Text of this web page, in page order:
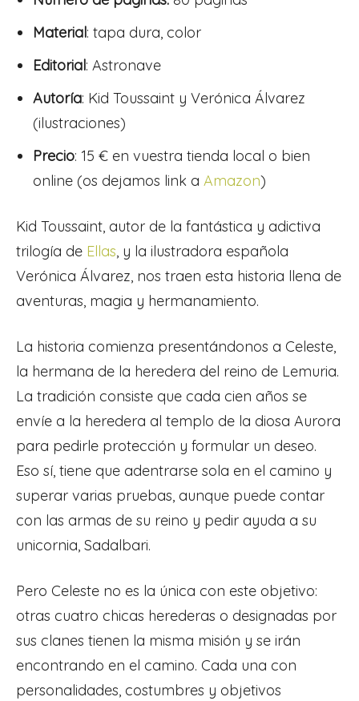
Material: tapa dura, color
Editorial: Astronave
Autoría: Kid Toussaint y Verónica Álvarez
(ilustraciones)
Precio: 15 € en vuestra tienda local o bien
online (os dejamos link a Amazon)
Kid Toussaint, autor de la fantástica y adictiva
trilogía de Ellas, y la ilustradora española
Verónica Álvarez, nos traen esta historia llena de
aventuras, magia y hermanamiento.
La historia comienza presentándonos a Celeste,
la hermana de la heredera del reino de Lemuria.
La tradición consiste que cada cien años se
envíe a la heredera al templo de la diosa Aurora
para pedirle protección y formular un deseo.
Eso sí, tiene que adentrarse sola en el camino y
superar varias pruebas, aunque puede contar
con las armas de su reino y pedir ayuda a su
unicornia, Sadalbari.
Pero Celeste no es la única con este objetivo:
otras cuatro chicas herederas o designadas por
sus clanes tienen la misma misión y se irán
encontrando en el camino. Cada una con
personalidades, costumbres y objetivos